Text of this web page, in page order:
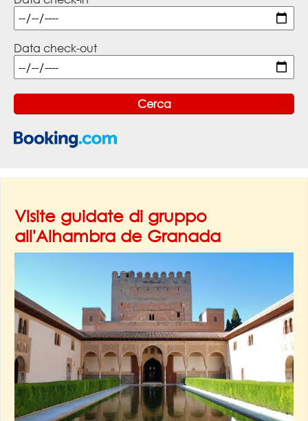
Data check-out
Visite guidate di gruppo
all'Alhambra de Granada